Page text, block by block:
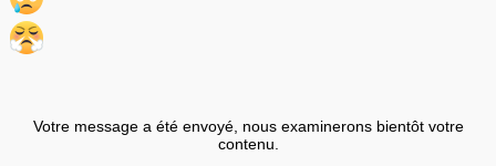
Votre message a été envoyé, nous examinerons bientôt votre
contenu.